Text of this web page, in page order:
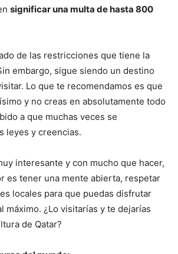
significar una multa de hasta 800
de las restricciones que tiene la
embargo, sigue siendo un destino
Lo que te recomendamos es que
y no creas en absolutamente todo
a que muchas veces se
leyes y creencias.
interesante y con mucho que hacer,
es tener una mente abierta, respetar
locales para que puedas disfrutar
máximo. ¿Lo visitarías y te dejarías
de Qatar?